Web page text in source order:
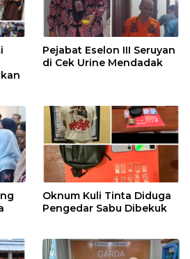
Pejabat Eselon III Seruyan
di Cek Urine Mendadak
Oknum Kuli Tinta Diduga
Pengedar Sabu Dibekuk